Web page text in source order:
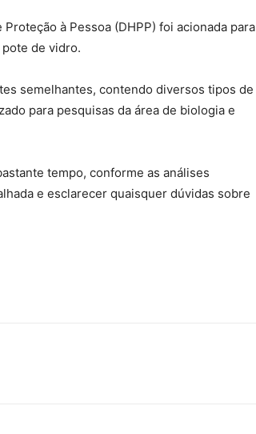
à Pessoa (DHPP) foi acionada para
de vidro.
semelhantes, contendo diversos tipos de
para pesquisas da área de biologia e
tempo, conforme as análises
e esclarecer quaisquer dúvidas sobre